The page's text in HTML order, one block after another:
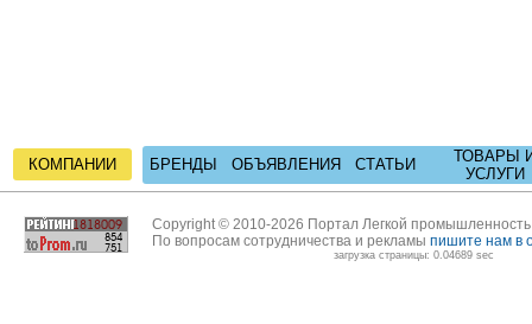
КОМПАНИИ БРЕНДЫ ОБЪЯВЛЕНИЯ СТАТЬИ
ТОВАРЫ
УСЛУГИ
Copyright © 2010-2026 Портал Легкой
По вопросам сотрудничества и рекламы пишите нам в
загрузка страницы: 0.04689 sec